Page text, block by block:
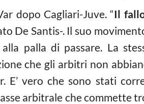
dopo Cagliari-Juve. “Il
De Santis-. Il suo
palla di passare. La
che gli arbitri non
E’ vero che sono stati
arbitrale che commette